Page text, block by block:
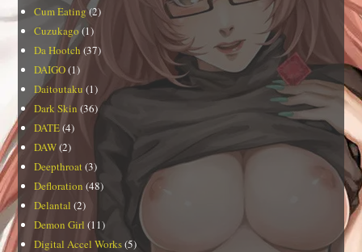
Cum Eating(2)
Cuzukago(1)
Da Hootch (37)
DAIGO(1)
Daitoutaku (1)
Dark Skin (36)
DATE(4)
DAW(2)
Deepthroat(3)
Defloration (48)
Delantal (2)
Demon Girl (11)
Digital Accel Works(5)